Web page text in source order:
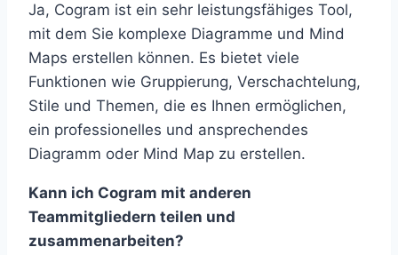
Ja, Cogram ist ein sehr leistungsfähiges Tool,
mit dem Sie komplexe Diagramme und Mind
Maps erstellen können. Es bietet viele
Funktionen wie Gruppierung, Verschachtelung,
Stile und Themen, die es Ihnen ermöglichen,
ein professionelles und ansprechendes
Diagramm oder Mind Map zu erstellen.
Kann ich Cogram mit anderen
Teammitgliedern teilen und
zusammenarbeiten?